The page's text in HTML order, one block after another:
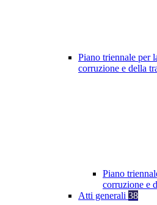
Piano triennale per
corruzione e della
Piano
corruzione e
Atti generali 38